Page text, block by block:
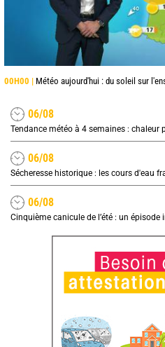
00H00 | Météo aujourd'hui : du soleil sur
06/08
Tendance météo à 4 semaines :
06/08
Sécheresse historique : les cours d'eau
06/08